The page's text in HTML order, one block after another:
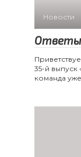
Новости
Ответы
35-й выпуск
команда